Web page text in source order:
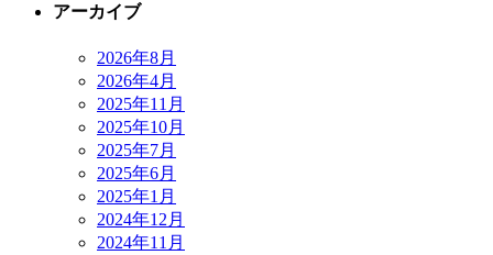
アーカイブ
2026年8月
2026年4月
2025年11月
2025年10月
2025年7月
2025年6月
2025年1月
2024年12月
2024年11月